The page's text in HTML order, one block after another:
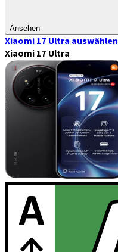
Ansehen
Xiaomi 17 Ultra auswählen
Xiaomi 17 Ultra